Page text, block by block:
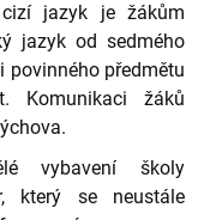
jazyk je žákům
jazyk od sedmého
povinného předmětu
Komunikaci žáků
vybavení školy
který se neustále